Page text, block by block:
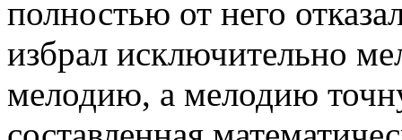
полностью от него
избрал исключительно
мелодию, а мелодию